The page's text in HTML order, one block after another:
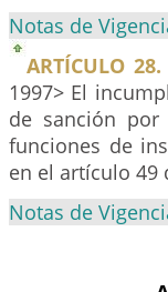
Notas de
ARTÍCULO 28.
1997> El
de sanción
funciones de
en el artículo 49
Notas de